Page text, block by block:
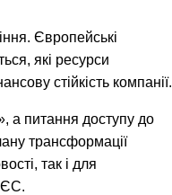
Європейські
які ресурси
стійкість компанії.
а питання доступу до
трансформації
так і для
ЄС.